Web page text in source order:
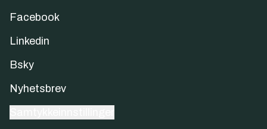
Facebook
Linkedin
Bsky
Nyhetsbrev